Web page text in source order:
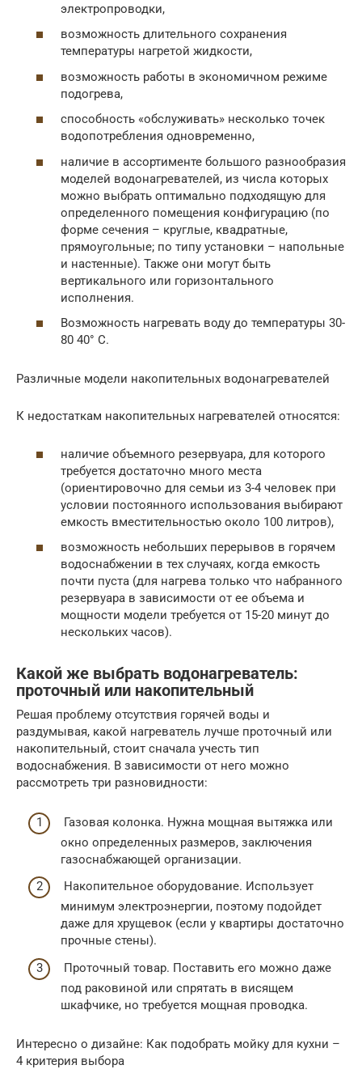
электропроводки,
возможность длительного сохранения
температуры нагретой жидкости,
возможность работы в экономичном режиме
подогрева,
способность «обслуживать» несколько точек
водопотребления одновременно,
наличие в ассортименте большого разнообразия
моделей водонагревателей, из числа которых
можно выбрать оптимально подходящую для
определенного помещения конфигурацию (по
форме сечения – круглые, квадратные,
прямоугольные; по типу установки – напольные
и настенные). Также они могут быть
вертикального или горизонтального
исполнения.
Возможность нагревать воду до температуры 30-
80 40° C.
Различные модели накопительных водонагревателей
К недостаткам накопительных нагревателей относятся:
наличие объемного резервуара, для которого
требуется достаточно много места
(ориентировочно для семьи из 3-4 человек при
условии постоянного использования выбирают
емкость вместительностью около 100 литров),
возможность небольших перерывов в горячем
водоснабжении в тех случаях, когда емкость
почти пуста (для нагрева только что набранного
резервуара в зависимости от ее объема и
мощности модели требуется от 15-20 минут до
нескольких часов).
Какой же выбрать водонагреватель:
проточный или накопительный
Решая проблему отсутствия горячей воды и
раздумывая, какой нагреватель лучше проточный или
накопительный, стоит сначала учесть тип
водоснабжения. В зависимости от него можно
рассмотреть три разновидности:
Газовая колонка. Нужна мощная вытяжка или
окно определенных размеров, заключения
газоснабжающей организации.
Накопительное оборудование. Использует
минимум электроэнергии, поэтому подойдет
даже для хрущевок (если у квартиры достаточно
прочные стены).
Проточный товар. Поставить его можно даже
под раковиной или спрятать в висящем
шкафчике, но требуется мощная проводка.
Интересно о дизайне: Как подобрать мойку для кухни –
4 критерия выбора